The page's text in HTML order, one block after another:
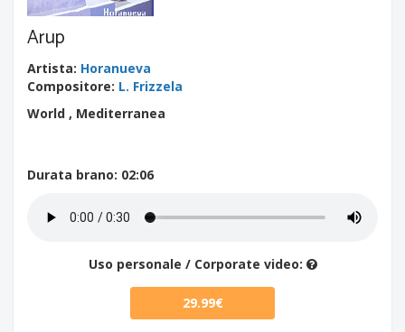
Arup
Artista: Horanueva
Compositore: L. Frizzela
World , Mediterranea
Durata brano: 02:06
Uso personale / Corporate video:
29.99€